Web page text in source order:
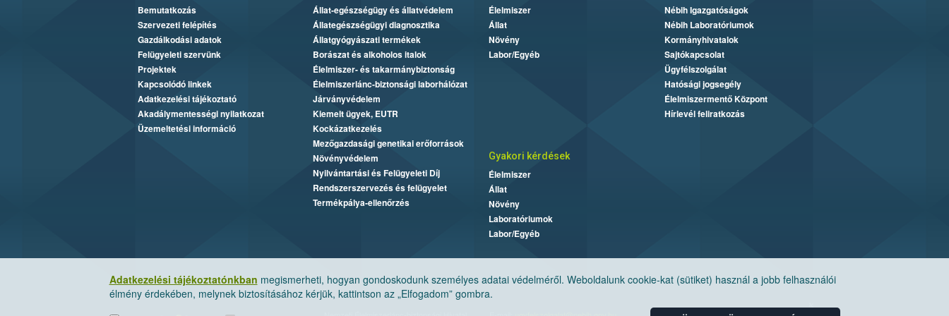
Adatkezelési tájékoztatónkban megismerheti, hogyan gondoskodunk személyes adatai védelméről. Weboldalunk cookie-kat (sütiket) használ a jobb felhasználói
élmény érdekében, melynek biztosításához kérjük, kattintson az „Elfogadom” gombra.
Bemutatkozás
Szervezeti felépítés
Gazdálkodási adatok
Felügyeleti szervünk
Projektek
Kapcsolódó linkek
Adatkezelési tájékoztató
Akadálymentességi nyilatkozat
Üzemeltetési információ
Állat-egészségügy és állatvédelem
Állategészségügyi diagnosztika
Állatgyógyászati termékek
Borászat és alkoholos italok
Élelmiszer- és takarmánybiztonság
Élelmiszerlánc-biztonsági laborhálózat
Járványvédelem
Kiemelt ügyek, EUTR
Kockázatkezelés
Mezőgazdasági genetikai erőforrások
Növényvédelem
Nyilvántartási és Felügyeleti Díj
Rendszerszervezés és felügyelet
Termékpálya-ellenőrzés
Élelmiszer
Állat
Növény
Labor/Egyéb
Nébih Igazgatóságok
Nébih Laboratóriumok
Kormányhivatalok
Sajtókapcsolat
Ügyfélszolgálat
Hatósági jogsegély
Élelmiszermentő Központ
Hírlevél feliratkozás
Gyakori kérdések
Élelmiszer
Állat
Növény
Laboratóriumok
Labor/Egyéb